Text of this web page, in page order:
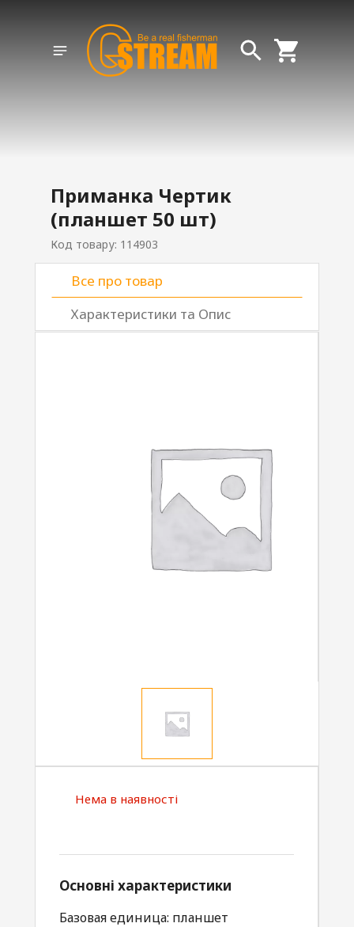
Приманка Чертик
(планшет 50 шт)
Код товару: 114903
Все про товар
Характеристики та Опис
Нема в наявності
Основні характеристики
Базовая единица: планшет